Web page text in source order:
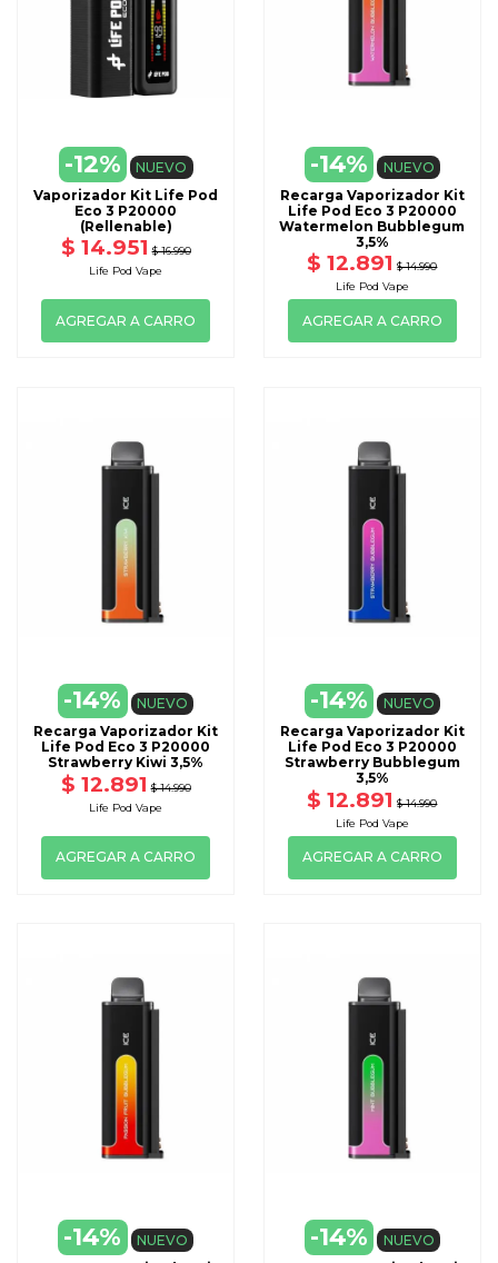
-12%
NUEVO
Vaporizador Kit Life Pod
Eco 3 P20000
(Rellenable)
$ 14.951 $ 16.990
Life Pod Vape
AGREGAR A CARRO
-14%
NUEVO
Recarga Vaporizador Kit
Life Pod Eco 3 P20000
Watermelon Bubblegum
3,5%
$ 12.891 $ 14.990
Life Pod Vape
AGREGAR A CARRO
-14%
NUEVO
Recarga Vaporizador Kit
Life Pod Eco 3 P20000
Strawberry Kiwi 3,5%
$ 12.891 $ 14.990
Life Pod Vape
AGREGAR A CARRO
-14%
NUEVO
Recarga Vaporizador Kit
Life Pod Eco 3 P20000
Strawberry Bubblegum
3,5%
$ 12.891 $ 14.990
Life Pod Vape
AGREGAR A CARRO
-14%
NUEVO
-14%
NUEVO